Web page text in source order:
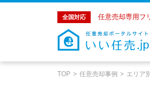
全国対応 任意売却専用フ
TOP 任意売却事例 エリア